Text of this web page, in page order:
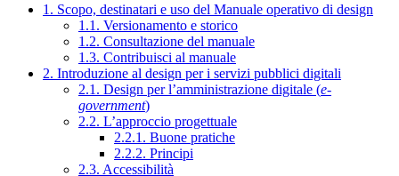
1. Scopo, destinatari e uso del Manuale operativo di design
1.1. Versionamento e storico
1.2. Consultazione del manuale
1.3. Contribuisci al manuale
2. Introduzione al design per i servizi pubblici digitali
2.1. Design per l’amministrazione digitale (e-
government)
2.2. L’approccio progettuale
2.2.1. Buone pratiche
2.2.2. Principi
2.3. Accessibilità